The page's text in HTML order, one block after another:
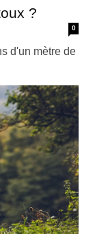
?
0
d'un mètre de